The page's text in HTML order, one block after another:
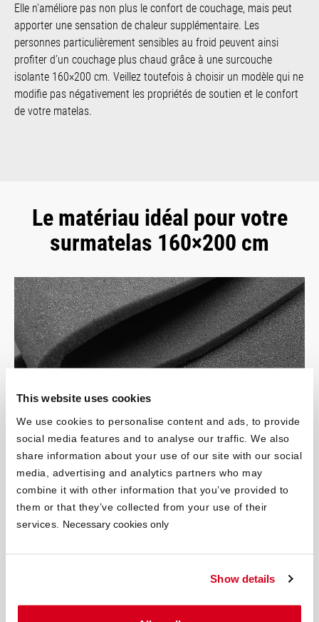
This website uses cookies
We use cookies to personalise content and ads, to provide
social media features and to analyse our traffic. We also
share information about your use of our site with our social
media, advertising and analytics partners who may
combine it with other information that you’ve provided to
them or that they’ve collected from your use of their
services. Necessary cookies only
Show details
Elle n’améliore pas non plus le confort de couchage, mais peut
apporter une sensation de chaleur supplémentaire. Les
personnes particulièrement sensibles au froid peuvent ainsi
profiter d’un couchage plus chaud grâce à une surcouche
isolante 160×200 cm. Veillez toutefois à choisir un modèle qui ne
modifie pas négativement les propriétés de soutien et le confort
de votre matelas.
Le matériau idéal pour votre
surmatelas 160×200 cm
Mousse polyuréthane
Bien qu’il s’agisse du même matériau de base que pour les
surmatelas en mousse froide, les modèles en mousse
polyuréthane, mousse PU ou mousse PUR sont généralement
moins élastiques point par point en raison de leur procédé de
durables, un surmatelas en mousse confort 160×200 cm